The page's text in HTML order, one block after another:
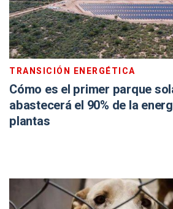
TRANSICIÓN ENERGÉTICA
Cómo es el primer parque
abastecerá el 90% de la
plantas